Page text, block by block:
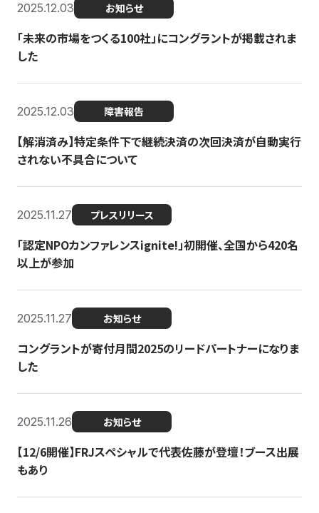
2025.12.03 お知らせ
「未来の市場をつくる100社」にコングラントが掲載されま
した
2025.12.03 障害報告
【解消済み】特定条件下で継続決済の次回決済が自動実行
されない不具合について
2025.11.27 プレスリリース
「認定NPOカンファレンスignite!」初開催、全国から420名
以上が参加
2025.11.27 お知らせ
コングラントが寄付月間2025のリードパートナーになりま
した
2025.11.26 お知らせ
【12/6開催】FRJスペシャルで代表佐藤が登壇！ブース出展
もあり